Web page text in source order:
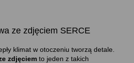
ze zdjęciem SERCE
klimat w otoczeniu tworzą detale.
zdjęciem to jeden z takich